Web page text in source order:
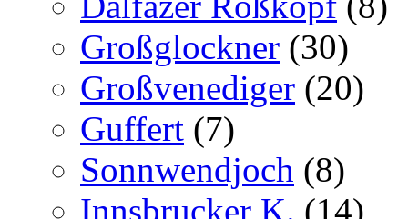
Großglockner (30)
Großvenediger (20)
Guffert (7)
Sonnwendjoch (8)
Innsbrucker K. (14)